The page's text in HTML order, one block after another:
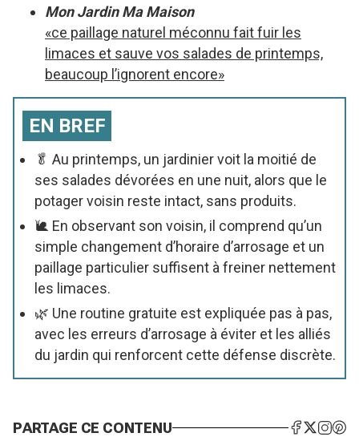
Mon Jardin Ma Maison
«ce paillage naturel méconnu fait fuir les
limaces et sauve vos salades de printemps,
beaucoup l’ignorent encore»
EN BREF
🥬 Au printemps, un jardinier voit la moitié de
ses salades dévorées en une nuit, alors que le
potager voisin reste intact, sans produits.
🐌 En observant son voisin, il comprend qu’un
simple changement d’horaire d’arrosage et un
paillage particulier suffisent à freiner nettement
les limaces.
🌿 Une routine gratuite est expliquée pas à pas,
avec les erreurs d’arrosage à éviter et les alliés
du jardin qui renforcent cette défense discrète.
PARTAGE CE CONTENU